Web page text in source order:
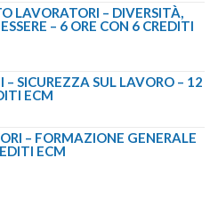
LAVORATORI – DIVERSITÀ,
– 6 ORE CON 6 CREDITI
– SICUREZZA SUL LAVORO – 12
ECM
– FORMAZIONE GENERALE
ECM